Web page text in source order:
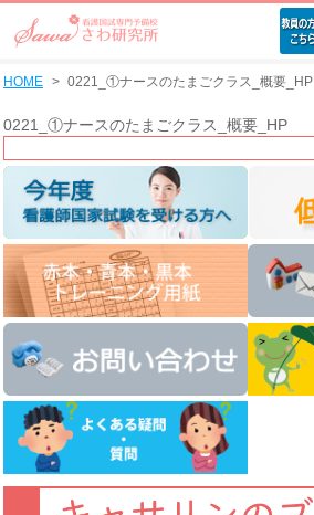
HOME 0221_①ナースのたまごクラス_概要_HP
0221_①ナースのたまごクラス_概要_HP